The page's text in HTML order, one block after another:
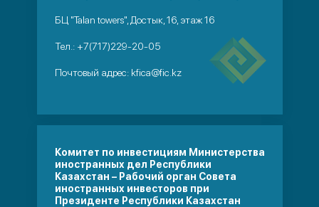
БЦ "Talan towers", Достык, 16, этаж 16
Тел.: +7(717)229-20-05
Почтовый адрес: kfica@fic.kz
Комитет по инвестициям Министерства
иностранных дел Республики
Казахстан – Рабочий орган Совета
иностранных инвесторов при
Президенте Республики Казахстан